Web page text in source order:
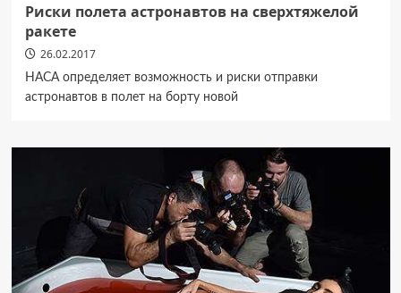
Риски полета астронавтов на сверхтяжелой
ракете
26.02.2017
НАСА определяет возможность и риски отправки
астронавтов в полет на борту новой